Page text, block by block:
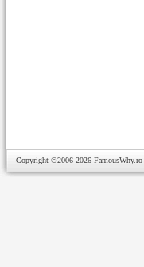
Copyright ©2006-2026 FamousWhy.ro